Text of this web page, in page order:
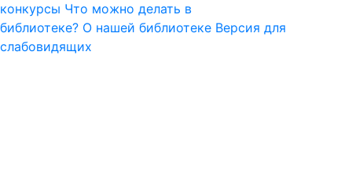
конкурсы Что можно делать в
библиотеке? О нашей библиотеке Версия для
слабовидящих